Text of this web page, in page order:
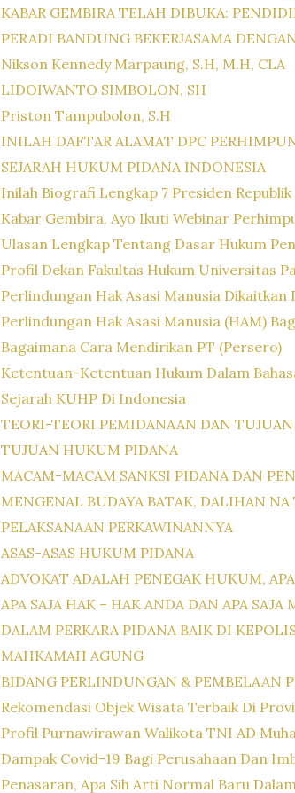
KABAR GEMBIRA TELAH DIBUKA:
PERADI BANDUNG BEKERJASAMA
Nikson Kennedy Marpaung, S.H, M.H, CLA
LIDOIWANTO SIMBOLON, SH
Priston Tampubolon, S.H
INILAH DAFTAR ALAMAT DPC
SEJARAH HUKUM PIDANA INDONESIA
Inilah Biografi Lengkap 7 Presiden
Kabar Gembira, Ayo Ikuti Webinar
Ulasan Lengkap Tentang Dasar Hukum
Profil Dekan Fakultas Hukum Universitas
Perlindungan Hak Asasi Manusia
Perlindungan Hak Asasi Manusia (HAM)
Bagaimana Cara Mendirikan PT (Persero)
Ketentuan-Ketentuan Hukum Dalam
Sejarah KUHP Di Indonesia
TEORI-TEORI PEMIDANAAN DAN
TUJUAN HUKUM PIDANA
MACAM-MACAM SANKSI PIDANA DAN
MENGENAL BUDAYA BATAK, DALIHAN
PELAKSANAAN PERKAWINANNYA
ASAS-ASAS HUKUM PIDANA
ADVOKAT ADALAH PENEGAK HUKUM,
APA SAJA HAK – HAK ANDA DAN APA
DALAM PERKARA PIDANA BAIK DI
MAHKAMAH AGUNG
BIDANG PERLINDUNGAN & PEMBELAAN
Rekomendasi Objek Wisata Terbaik Di
Profil Purnawirawan Walikota TNI AD
Dampak Covid-19 Bagi Perusahaan Dan
Penasaran, Apa Sih Arti Normal Baru